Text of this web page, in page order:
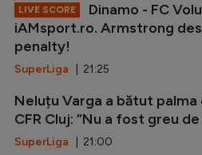
LIVE SCORE
Dinamo - FC
iAMsport.ro. Armstrong
penalty!
SuperLiga | 21:25
Neluțu Varga a bătut palma
CFR Cluj: ”Nu a fost greu
SuperLiga | 21:00